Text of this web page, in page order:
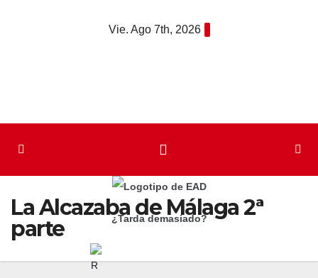
Vie. Ago 7th, 2026
La Alcazaba de Málaga 2ª
parte
¿Tarda demasiado?